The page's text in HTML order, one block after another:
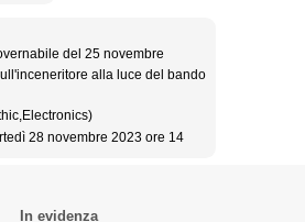
del 25 novembre
alla luce del bando
28 novembre 2023 ore 14
In evidenza